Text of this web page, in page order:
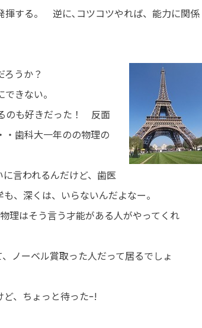
する。 逆に､コツコツやれば、能力に関係
だろうか？
のにできない。
のも好きだった！ 反面
・歯科大一年のの物理の
言われるんだけど、歯医
、深くは、いらないんだよなー。
はそう言う才能がある人がやってくれ
ノーベル賞取った人だって居るでしょ
、ちょっと待ったｰ!